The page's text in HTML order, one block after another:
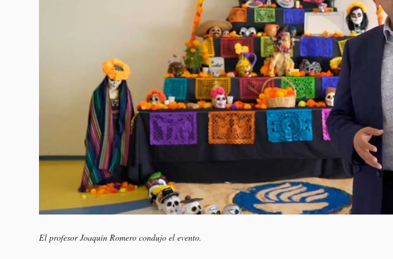
El profesor Joaquín Romero condujo el evento.